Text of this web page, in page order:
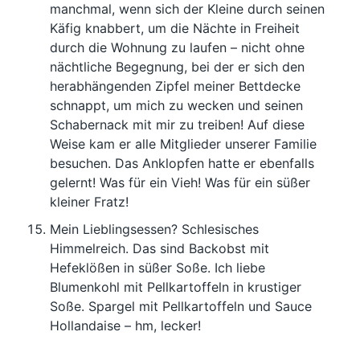
manchmal, wenn sich der Kleine durch seinen
Käfig knabbert, um die Nächte in Freiheit
durch die Wohnung zu laufen – nicht ohne
nächtliche Begegnung, bei der er sich den
herabhängenden Zipfel meiner Bettdecke
schnappt, um mich zu wecken und seinen
Schabernack mit mir zu treiben! Auf diese
Weise kam er alle Mitglieder unserer Familie
besuchen. Das Anklopfen hatte er ebenfalls
gelernt! Was für ein Vieh! Was für ein süßer
kleiner Fratz!
Mein Lieblingsessen? Schlesisches
Himmelreich. Das sind Backobst mit
Hefeklößen in süßer Soße. Ich liebe
Blumenkohl mit Pellkartoffeln in krustiger
Soße. Spargel mit Pellkartoffeln und Sauce
Hollandaise – hm, lecker!